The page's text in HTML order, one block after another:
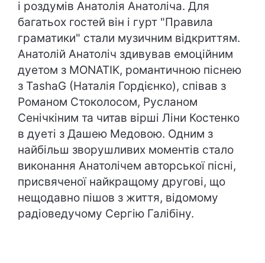
і роздумів Анатолія Анатоліча. Для
багатьох гостей він і гурт "Правила
граматики" стали музичним відкриттям.
Анатолій Анатоліч здивував емоційним
дуетом з MONATIK, романтичною піснею
з TashaG (Наталія Гордієнко), співав з
Романом Стоколосом, Русланом
Сенічкіним та читав вірші Ліни Костенко
в дуеті з Дашею Медовою. Одним з
найбільш зворушливих моментів стало
виконання Анатолічем авторської пісні,
присвяченої найкращому другові, що
нещодавно пішов з життя, відомому
радіоведучому Сергію Галібіну.